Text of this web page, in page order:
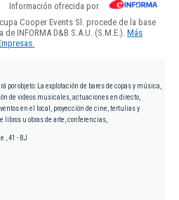
Información ofrecida por
Cooper Events Sl. procede de la base
INFORMA D&B S.A.U. (S.M.E.). Más
por objeto: La explotación de bares de copas y música,
de videos musicales, actuaciones en directo,
en el local, proyección de cine, tertulias y
libros u obras de arte, conferencias,
, 41 - BJ